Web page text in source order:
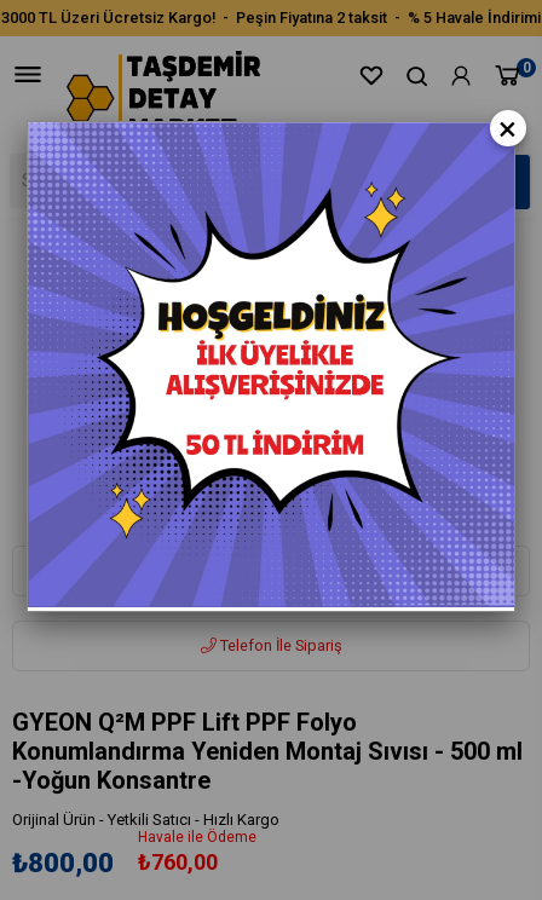
3000 TL Üzeri Ücretsiz Kargo! - Peşin Fiyatına 2 taksit - % 5 Havale İndirimi
0
›
Whatsapp ile Sipariş
Telefon İle Sipariş
GYEON Q²M PPF Lift PPF Folyo
Konumlandırma Yeniden Montaj Sıvısı - 500 ml
-Yoğun Konsantre
Orijinal Ürün - Yetkili Satıcı - Hızlı Kargo
₺800,00
Havale ile Ödeme
₺760,00
×